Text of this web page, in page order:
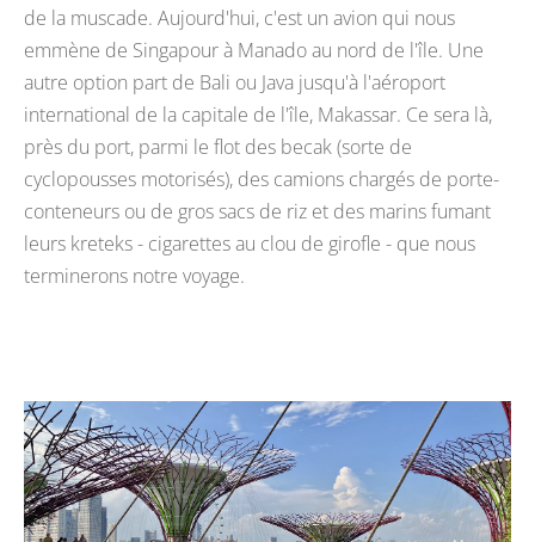
de la muscade. Aujourd'hui, c'est un avion qui nous
emmène de Singapour à Manado au nord de l'île. Une
autre option part de Bali ou Java jusqu'à l'aéroport
international de la capitale de l'île, Makassar. Ce sera là,
près du port, parmi le flot des becak (sorte de
cyclopousses motorisés), des camions chargés de porte-
conteneurs ou de gros sacs de riz et des marins fumant
leurs kreteks - cigarettes au clou de girofle - que nous
terminerons notre voyage.